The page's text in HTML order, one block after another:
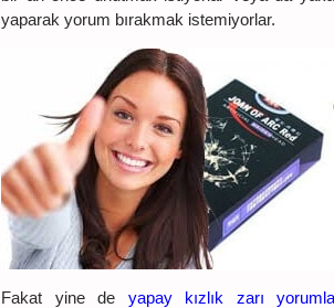
yaparak yorum bırakmak istemiyorlar.
Fakat yine de yapay kızlık zarı